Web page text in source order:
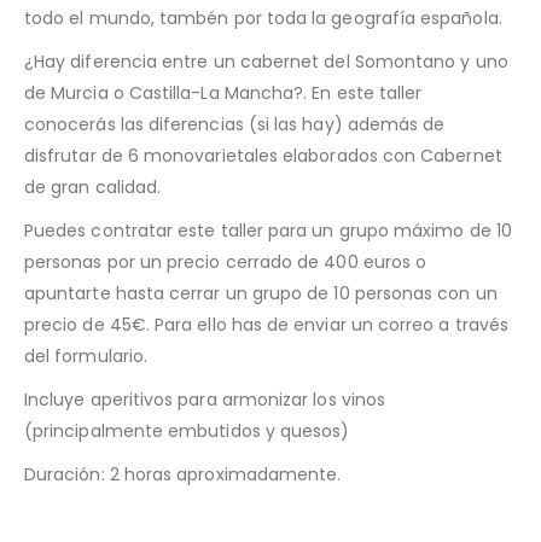
todo el mundo, tambén por toda la geografía española.
¿Hay diferencia entre un cabernet del Somontano y uno
de Murcia o Castilla-La Mancha?. En este taller
conocerás las diferencias (si las hay) además de
disfrutar de 6 monovarietales elaborados con Cabernet
de gran calidad.
Puedes contratar este taller para un grupo máximo de 10
personas por un precio cerrado de 400 euros o
apuntarte hasta cerrar un grupo de 10 personas con un
precio de 45€. Para ello has de enviar un correo a través
del formulario.
Incluye aperitivos para armonizar los vinos
(principalmente embutidos y quesos)
Duración: 2 horas aproximadamente.